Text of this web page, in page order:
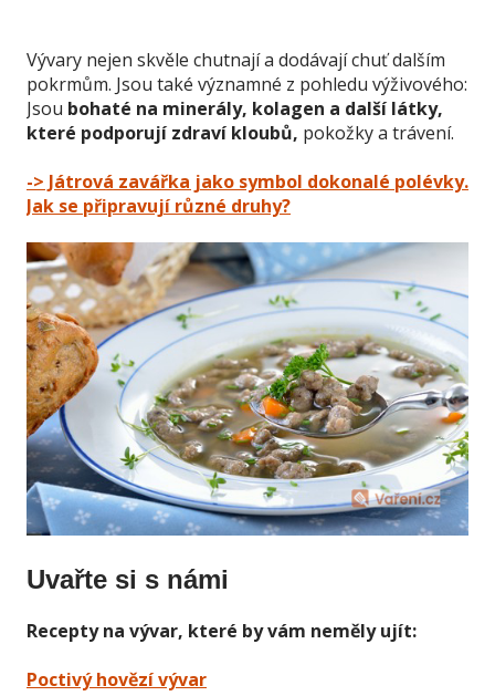
Vývary nejen skvěle chutnají a dodávají chuť dalším
pokrmům. Jsou také významné z pohledu výživového:
Jsou bohaté na minerály, kolagen a další látky,
které podporují zdraví kloubů, pokožky a trávení.
-> Játrová zavářka jako symbol dokonalé polévky.
Jak se připravují různé druhy?
Uvařte si s námi
Recepty na vývar, které by vám neměly ujít:
Poctivý hovězí vývar